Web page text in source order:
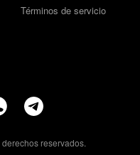
Términos de servicio
reservados.